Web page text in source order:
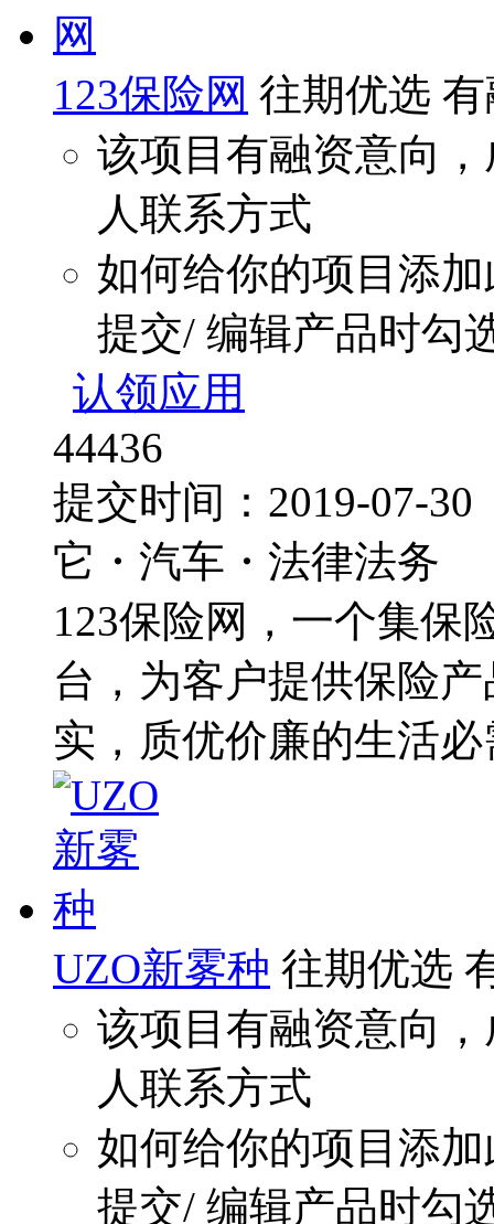
123保险网 往期优选
该项目有融资意向
人联系方式
如何给你的项目添
提交/ 编辑产品时勾
认领应用
44436
提交时间：2019-07-
它・汽车・法律法务
123保险网，一个集保
台，为客户提供保险
实，质优价廉的生活
UZO新雾种 往期优选
该项目有融资意向
人联系方式
如何给你的项目添
提交/ 编辑产品时勾